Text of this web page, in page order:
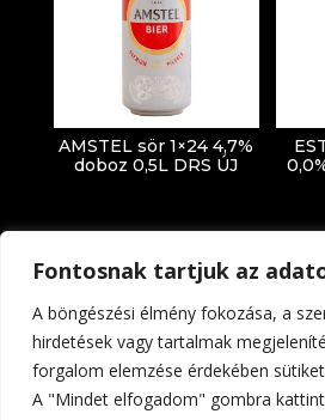
Fontosnak tartjuk az
A böngészési élmény fokozása, a
hirdetések vagy tartalmak
forgalom elemzése érdekében
A "Mindet elfogadom" gombra
AMSTEL sör 1×24 4,7%
doboz 0,5L DRS ÚJ
Impresszum